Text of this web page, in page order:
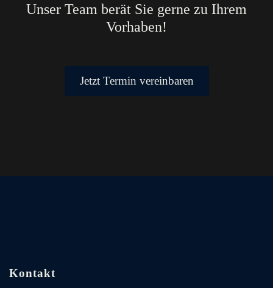
Unser Team berät Sie gerne zu Ihrem
Vorhaben!
Jetzt Termin vereinbaren
Kontakt